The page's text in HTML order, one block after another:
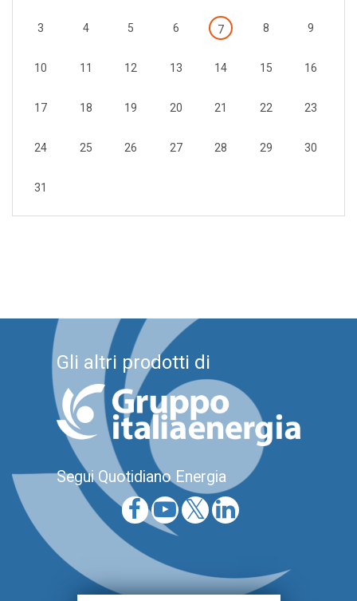
3 4 5 6 7 8 9
10 11 12 13 14 15 16
17 18 19 20 21 22 23
24 25 26 27 28 29 30
31
Gli altri prodotti di
Segui Quotidiano Energia